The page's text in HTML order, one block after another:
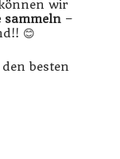
wir
sammeln –
😊
besten